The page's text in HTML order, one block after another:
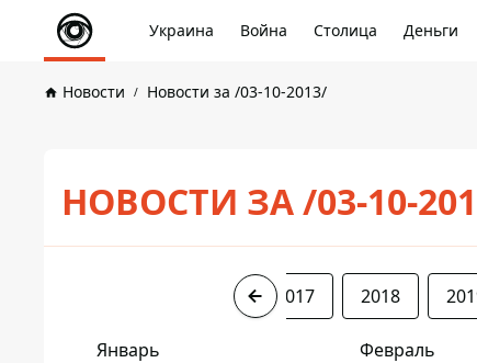
Украина Война Столица Деньги
Новости Новости за /03-10-2013/
НОВОСТИ ЗА /03-10-
2017 2018
Январь Февраль